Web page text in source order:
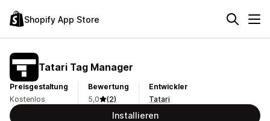
Shopify App Store
Tatari Tag Manager
Preisgestaltung
Kostenlos
Bewertung
5,0
(2)
Entwickler
Tatari
Installieren